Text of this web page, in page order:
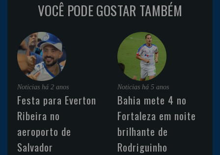
VOCÊ PODE GOSTAR TAMBÉM
Noticias há 2 anos
Festa para Everton
Ribeira no
aeroporto de
Salvador
Noticias há 5 anos
Bahia mete 4 no
Fortaleza em noite
brilhante de
Rodriguinho